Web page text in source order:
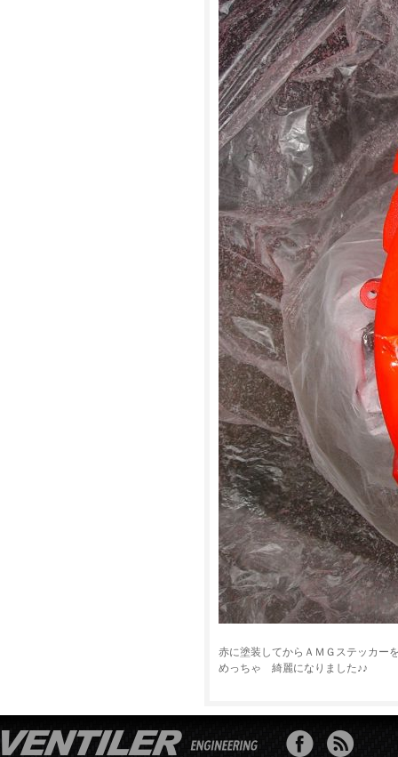
赤に塗装してからＡＭＧステッカー
めっちゃ 綺麗になりました♪♪